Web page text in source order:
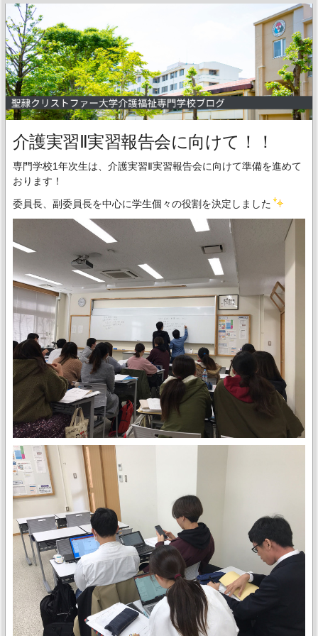
介護実習Ⅱ実習報告会に向けて！！
専門学校1年次生は、介護実習Ⅱ実習報告会に向けて準備を進めて
おります！
委員長、副委員長を中心に学生個々の役割を決定しました